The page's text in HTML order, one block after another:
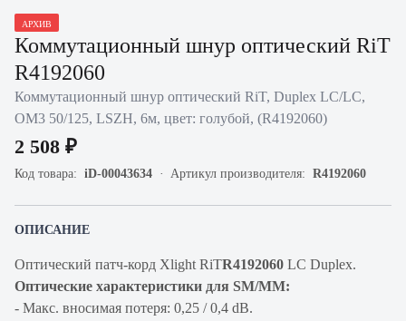
АРХИВ
Коммутационный шнур оптический RiT
R4192060
Коммутационный шнур оптический RiT, Duplex LC/LC,
OM3 50/125, LSZH, 6м, цвет: голубой, (R4192060)
2 508 ₽
Код товара: iD-00043634 Артикул производителя: R4192060
ОПИСАНИЕ
Оптический патч-корд Xlight RiTR4192060 LC Duplex.
Оптические характеристики для SM/MM:
- Макс. вносимая потеря: 0,25 / 0,4 dB.